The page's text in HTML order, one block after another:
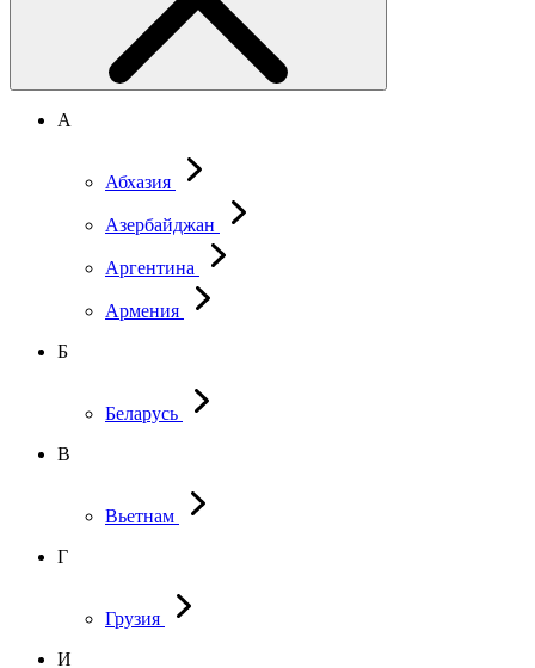
А
Абхазия
Азербайджан
Аргентина
Армения
Б
Беларусь
В
Вьетнам
Г
Грузия
И